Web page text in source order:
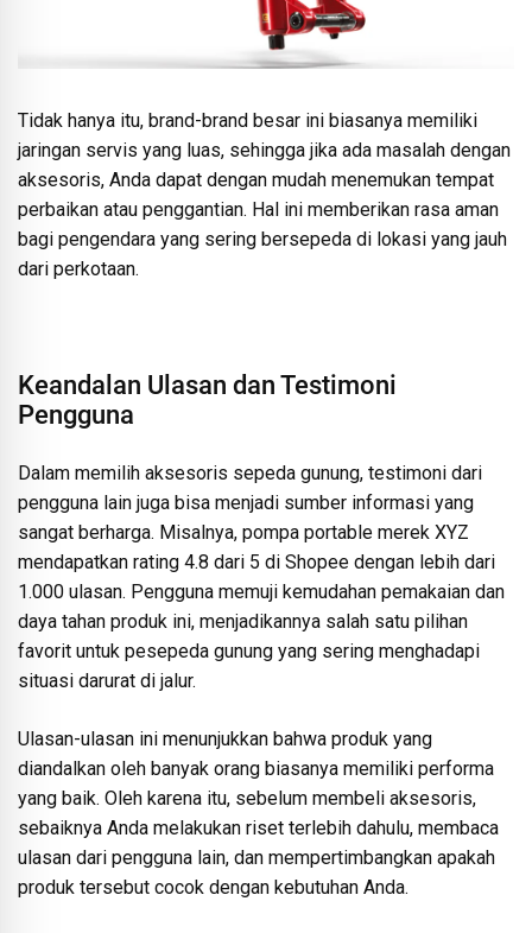
Tidak hanya itu, brand-brand besar ini biasanya memiliki
jaringan servis yang luas, sehingga jika ada masalah dengan
aksesoris, Anda dapat dengan mudah menemukan tempat
perbaikan atau penggantian. Hal ini memberikan rasa aman
bagi pengendara yang sering bersepeda di lokasi yang jauh
dari perkotaan.
Keandalan Ulasan dan Testimoni
Pengguna
Dalam memilih aksesoris sepeda gunung, testimoni dari
pengguna lain juga bisa menjadi sumber informasi yang
sangat berharga. Misalnya, pompa portable merek XYZ
mendapatkan rating 4.8 dari 5 di Shopee dengan lebih dari
1.000 ulasan. Pengguna memuji kemudahan pemakaian dan
daya tahan produk ini, menjadikannya salah satu pilihan
favorit untuk pesepeda gunung yang sering menghadapi
situasi darurat di jalur.
Ulasan-ulasan ini menunjukkan bahwa produk yang
diandalkan oleh banyak orang biasanya memiliki performa
yang baik. Oleh karena itu, sebelum membeli aksesoris,
sebaiknya Anda melakukan riset terlebih dahulu, membaca
ulasan dari pengguna lain, dan mempertimbangkan apakah
produk tersebut cocok dengan kebutuhan Anda.